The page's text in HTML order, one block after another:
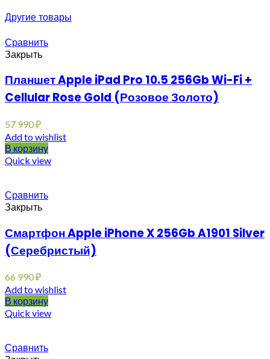
Другие товары
Сравнить
Закрыть
Планшет Apple iPad Pro 10.5 256Gb Wi-Fi +
Cellular Rose Gold (Розовое Золото)
57 990₽
Add to wishlist
В корзину
Quick view
Сравнить
Закрыть
Смартфон Apple iPhone X 256Gb A1901 Silver
(Серебристый)
66 990₽
Add to wishlist
В корзину
Quick view
Сравнить